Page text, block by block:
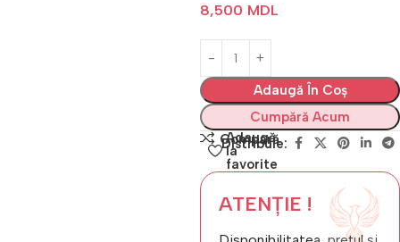
8,500 MDL
Adaugă În Coș
Cumpără Acum
Compară
Adaugă
la
favorite
Distribuie:
ATENȚIE !